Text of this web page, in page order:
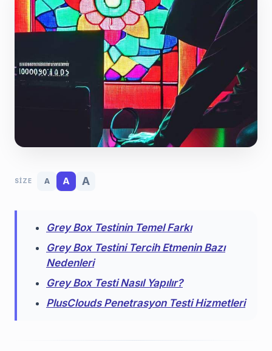
SIZE A A A
Grey Box Testinin Temel Farkı
Grey Box Testini Tercih Etmenin Bazı
Nedenleri
Grey Box Testi Nasıl Yapılır?
PlusClouds Penetrasyon Testi Hizmetleri